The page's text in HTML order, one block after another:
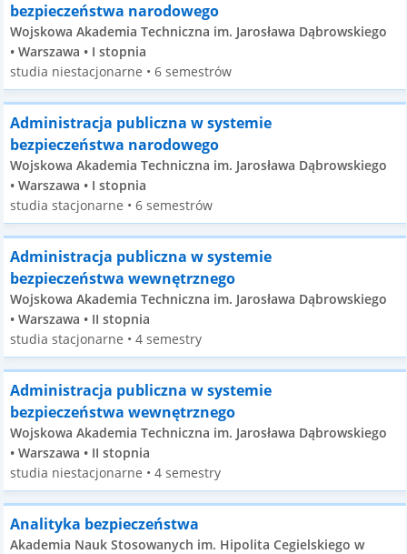
bezpieczeństwa narodowego
Wojskowa Akademia Techniczna im. Jarosława Dąbrowskiego
• Warszawa • I stopnia
studia niestacjonarne • 6 semestrów
Administracja publiczna w systemie
bezpieczeństwa narodowego
Wojskowa Akademia Techniczna im. Jarosława Dąbrowskiego
• Warszawa • I stopnia
studia stacjonarne • 6 semestrów
Administracja publiczna w systemie
bezpieczeństwa wewnętrznego
Wojskowa Akademia Techniczna im. Jarosława Dąbrowskiego
• Warszawa • II stopnia
studia stacjonarne • 4 semestry
Administracja publiczna w systemie
bezpieczeństwa wewnętrznego
Wojskowa Akademia Techniczna im. Jarosława Dąbrowskiego
• Warszawa • II stopnia
studia niestacjonarne • 4 semestry
Analityka bezpieczeństwa
Akademia Nauk Stosowanych im. Hipolita Cegielskiego w